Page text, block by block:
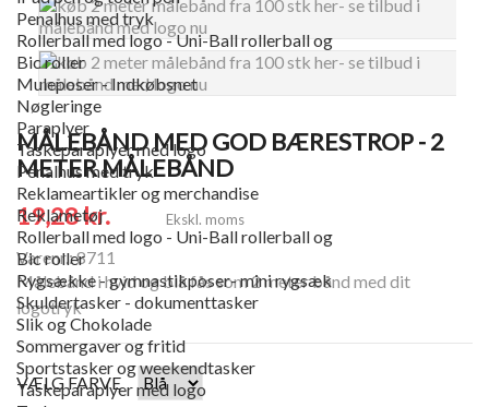
Penalhus med tryk
Rollerball med logo - Uni-Ball rollerball og
Bic roller
Muleposer - Indkøbsnet
Nøgleringe
Paraplyer
Taskeparaplyer med logo
Penalhus med tryk
Reklameartikler og merchandise
Reklametøj
Rollerball med logo - Uni-Ball rollerball og
Bic roller
Rygsække - gymnastikposer- mini rygsæk
Skuldertasker - dokumenttasker
Slik og Chokolade
Sommergaver og fritid
Sportstasker og weekendtasker
Taskeparaplyer med logo
MÅLEBÅND MED GOD BÆRESTROP - 2
METER MÅLEBÅND
19,28 kr.
Ekskl. moms
Varenr.: 8711
Målebånd i hvid og blå fås som 2 meter bånd med dit
logotryk
VÆLG FARVE